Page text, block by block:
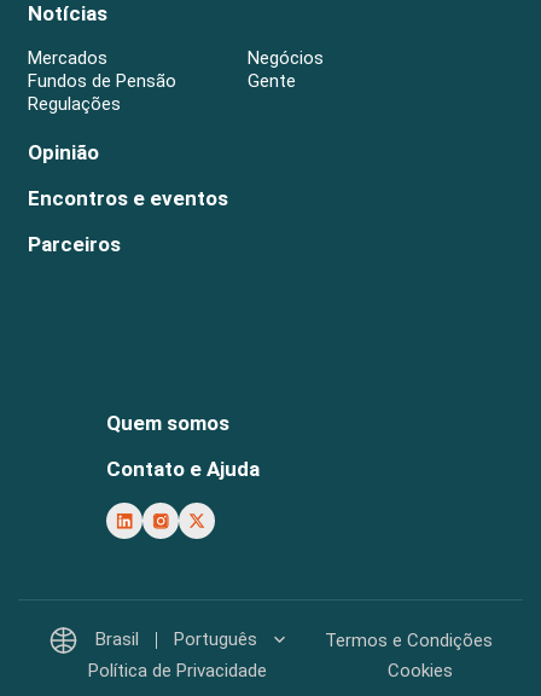
Notícias
Mercados
Negócios
Fundos de Pensão
Gente
Regulações
Opinião
Encontros e eventos
Parceiros
Quem somos
Contato e Ajuda
Brasil Português
Termos e Condições
Política de Privacidade
Cookies